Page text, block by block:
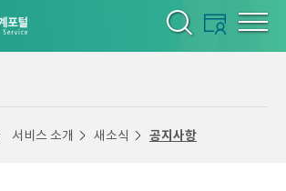
서비스 소개 새소식 공지사항